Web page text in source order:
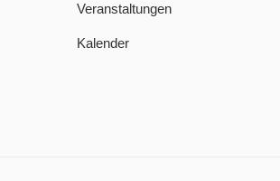
Veranstaltungen
Kalender